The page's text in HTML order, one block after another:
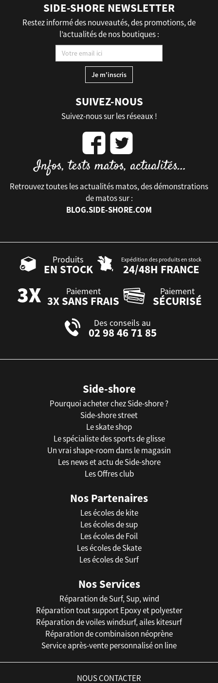
SIDE-SHORE NEWSLETTER
Restez informé des nouveautés, des promotions, de
l’actualités de nos boutiques :
SUIVEZ-NOUS
Suivez-nous sur les réseaux !
Retrouvez toutes les actualités matos, des démonstrations
de matos sur :
BLOG.SIDE-SHORE.COM
Produits
EN STOCK
Expédition des produits en stock
24/48H FRANCE
Paiement
3X SANS FRAIS
Paiement
SÉCURISÉ
Des conseils au
02 98 46 71 85
Side-shore
Pourquoi acheter chez Side-shore ?
Side-shore street
Le skate shop
Le spécialiste des sports de glisse
Un vrai shape-room dans le magasin
Les news et actu de Side-shore
Les Offres club
Nos Partenaires
Les écoles de kite
Les écoles de sup
Les écoles de Foil
Les écoles de Skate
Les écoles de Surf
Nos Services
Réparation de Surf, Sup, wind
Réparation tout support Epoxy et polyester
Réparation de voiles windsurf, ailes kitesurf
Réparation de combinaison néoprène
Service après-vente personnalisé on line
NOUS CONTACTER